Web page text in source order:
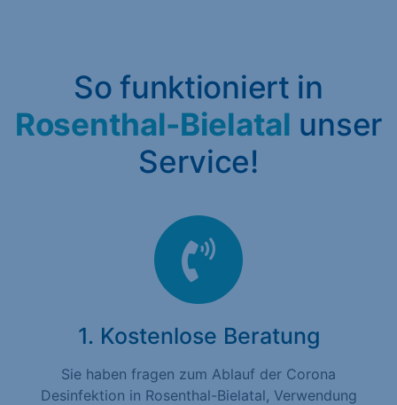
So funktioniert in
Rosenthal-Bielatal unser
Service!
1. Kostenlose Beratung
Sie haben fragen zum Ablauf der Corona
Desinfektion in Rosenthal-Bielatal, Verwendung